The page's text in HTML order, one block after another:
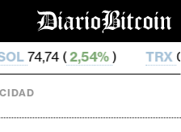
TRX0,327 146 ( 0,12%)